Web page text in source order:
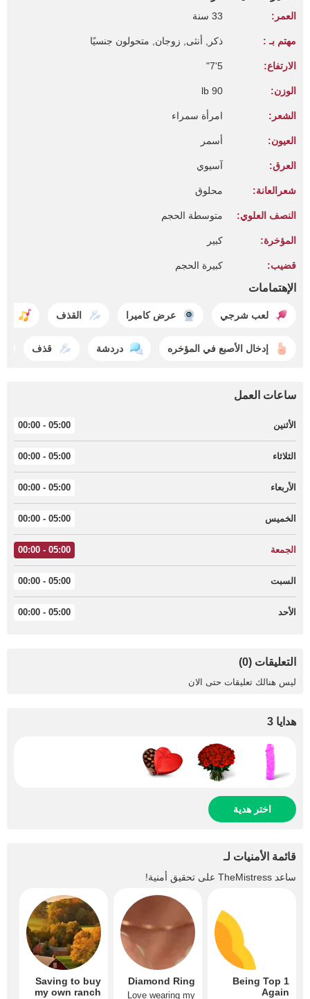
العمر: 33 سنة
مهتم بـ : ذكر, أنثى, زوجان, متحولون جنسيًا
الارتفاع: 5'7"
الوزن: 90 lb
الشعر: امرأة سمراء
العيون: أسمر
العرق: آسيوي
شعرالعانة: محلوق
النصف العلوي: متوسطة الحجم
المؤخرة: كبير
قضيب: كبيرة الحجم
الإهتمامات
لعب شرجي عرض كاميرا القذف
إدخال الأصبع في المؤخره دردشة قذف
ساعات العمل
الأثنين 05:00 - 00:00
الثلاثاء 05:00 - 00:00
الأربعاء 05:00 - 00:00
الخميس 05:00 - 00:00
الجمعة 05:00 - 00:00
السبت 05:00 - 00:00
الأحد 05:00 - 00:00
التعليقات (0)
ليس هنالك تعليقات حتى الان
هدايا 3
اختر هدية
قائمة الأمنيات لـ
ساعد TheMistress على تحقيق أمنية!
Being Top 1
Again
Diamond Ring
Love wearing my
Saving to buy
my own ranch